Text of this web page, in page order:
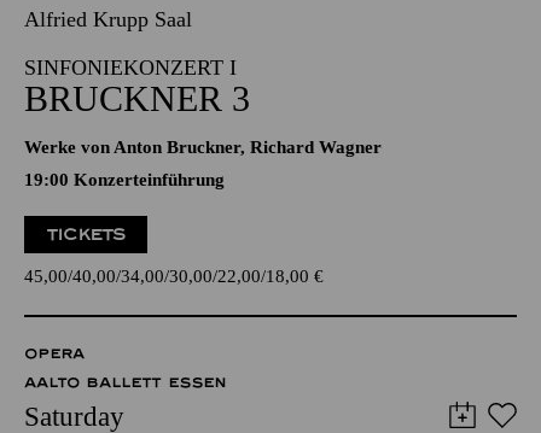
Alfried Krupp Saal
SINFONIEKONZERT I
BRUCKNER 3
Werke von Anton Bruckner, Richard Wagner
19:00 Konzerteinführung
TICKETS
45,00 40,00 34,00 30,00 22,00 18,00 €
OPERA
AALTO BALLETT ESSEN
Saturday